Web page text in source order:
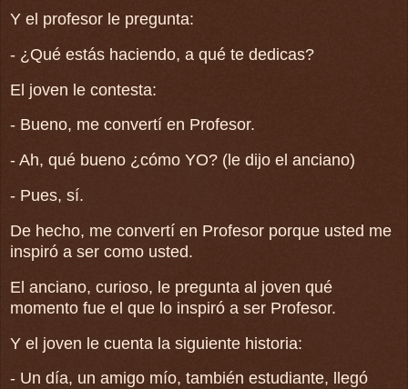
Y el profesor le pregunta:
- ¿Qué estás haciendo, a qué te dedicas?
El joven le contesta:
- Bueno, me convertí en Profesor.
- Ah, qué bueno ¿cómo YO? (le dijo el anciano)
- Pues, sí.
De hecho, me convertí en Profesor porque usted me
inspiró a ser como usted.
El anciano, curioso, le pregunta al joven qué
momento fue el que lo inspiró a ser Profesor.
Y el joven le cuenta la siguiente historia:
- Un día, un amigo mío, también estudiante, llegó